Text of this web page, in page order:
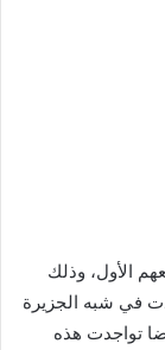
الأول، وذلك
في شبه الجزيرة
تواجدت هذه